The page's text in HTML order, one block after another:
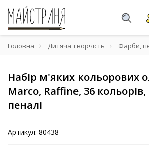
Головна Дитяча творчість Фарби,
Набір м'яких кольорових
Marco, Raffine, 36
пеналі
Артикул: 80438